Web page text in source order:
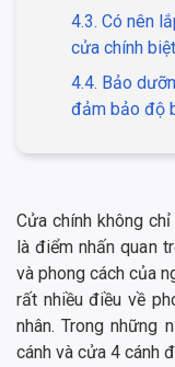
4.3. Có nên
cửa chính
4.4. Bảo
đảm bảo độ
Cửa chính không
là điểm nhấn quan
và phong cách của
rất nhiều điều về
nhân. Trong những
cánh và cửa 4 cánh